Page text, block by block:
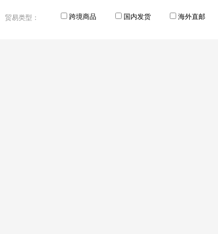
贸易类型： 跨境商品 国内发货 海外直邮